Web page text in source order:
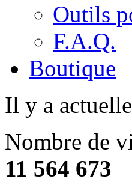
Outils
F.A.Q.
Boutique
Il y a
Nombre de
11 564 673